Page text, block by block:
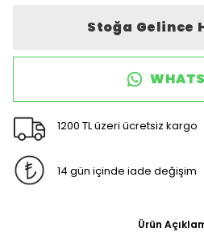
Stoğa Gelince
1200 TL üzeri ücretsiz kargo
14 gün içinde iade değişim
Ürün